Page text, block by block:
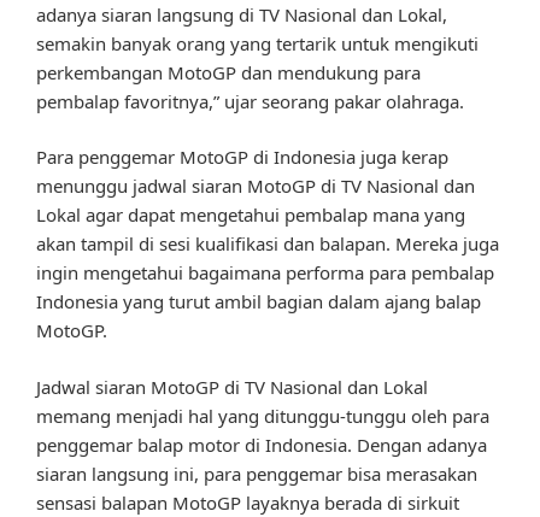
adanya siaran langsung di TV Nasional dan Lokal,
semakin banyak orang yang tertarik untuk mengikuti
perkembangan MotoGP dan mendukung para
pembalap favoritnya,” ujar seorang pakar olahraga.
Para penggemar MotoGP di Indonesia juga kerap
menunggu jadwal siaran MotoGP di TV Nasional dan
Lokal agar dapat mengetahui pembalap mana yang
akan tampil di sesi kualifikasi dan balapan. Mereka juga
ingin mengetahui bagaimana performa para pembalap
Indonesia yang turut ambil bagian dalam ajang balap
MotoGP.
Jadwal siaran MotoGP di TV Nasional dan Lokal
memang menjadi hal yang ditunggu-tunggu oleh para
penggemar balap motor di Indonesia. Dengan adanya
siaran langsung ini, para penggemar bisa merasakan
sensasi balapan MotoGP layaknya berada di sirkuit